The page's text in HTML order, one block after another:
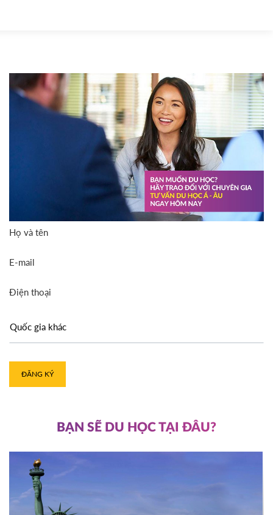
Họ và tên
E-mail
Điện thoại
ĐĂNG KÝ
BẠN SẼ DU HỌC TẠI ĐÂU?